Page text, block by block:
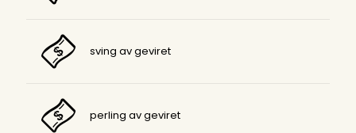
sving av geviret
perling av geviret